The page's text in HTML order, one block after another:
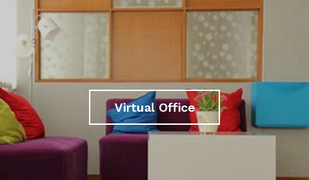
Virtual Office